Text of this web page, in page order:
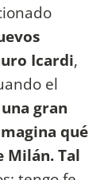
Icardi,
el
gran
qué
Milán. Tal